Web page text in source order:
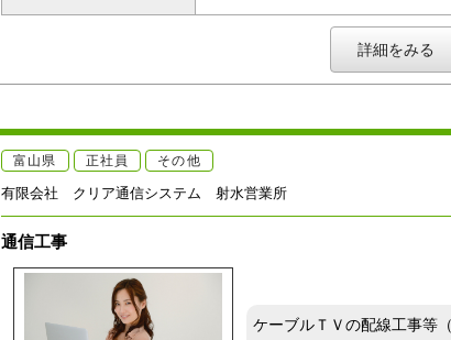
詳細をみる
富山県 正社員 その他
有限会社 クリア通信システム 射水営業所
通信工事
ケーブルＴＶの配線工事等